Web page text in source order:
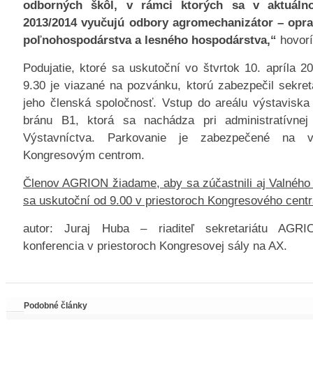
odborných škôl, v rámci ktorých sa v
2013/2014 vyučujú odbory agromechanizátor –
poľnohospodárstva a lesného hospodárstva,“
Podujatie, ktoré sa uskutoční vo štvrtok 10. apríla
9.30 je viazané na pozvánku, ktorú zabezpečil
jeho členská spoločnosť. Vstup do areálu
bránu B1, ktorá sa nachádza pri administratívnej
Výstavníctva. Parkovanie je zabezpečené na
Kongresovým centrom.
Členov AGRION žiadame, aby sa zúčastnili aj
sa uskutoční od 9.00 v priestoroch Kongresového
autor: Juraj Huba – riaditeľ sekretariátu
konferencia v priestoroch Kongresovej sály na AX.
Podobné články